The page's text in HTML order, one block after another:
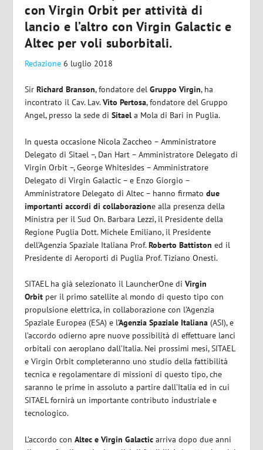
con Virgin Orbit per attività di
lancio e l’altro con Virgin Galactic e
Altec per voli suborbitali.
Redazione6 luglio 2018
SirRichard Branson, fondatore delGruppo Virgin, ha
incontrato il Cav. Lav.Vito Pertosa, fondatore del Gruppo
Angel, presso la sede diSitael a Mola di Bari in Puglia.
In questa occasione Nicola Zaccheo – Amministratore
Delegato di Sitael –, Dan Hart – Amministratore Delegato di
Virgin Orbit –, George Whitesides – Amministratore
Delegato di Virgin Galactic – e Enzo Giorgio –
Amministratore Delegato di Altec – hanno firmatodue
importanti accordi di collaborazione alla presenza della
Ministra per il Sud On. Barbara Lezzi, il Presidente della
Regione Puglia Dott. Michele Emiliano, il Presidente
dell’Agenzia Spaziale Italiana Prof.Roberto Battiston ed il
Presidente di Aeroporti di Puglia Prof. Tiziano Onesti.
SITAEL ha già selezionato il LauncherOne diVirgin
Orbit per il primo satellite al mondo di questo tipo con
propulsione elettrica, in collaborazione con l’Agenzia
Spaziale Europea (ESA) e l’Agenzia Spaziale Italiana (ASI), e
l’accordo odierno apre nuove possibilità di effettuare lanci
orbitali con aeroplano dall’Italia. Nei prossimi mesi, SITAEL
e Virgin Orbit completeranno uno studio della fattibilità
tecnica e regolamentare di missioni di questo tipo, che
saranno le prime in assoluto a partire dall’Italia ed in cui
SITAEL fornirà un importante contributo industriale e
tecnologico.
L’accordo conAltec e Virgin Galactic arriva dopo due anni